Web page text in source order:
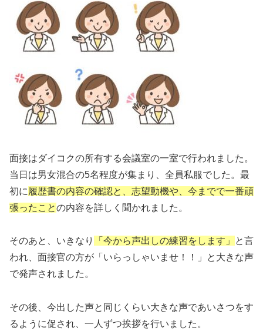
面接はダイコクの所有する会議室の一室で行われました。
当日は男女混合の5名程度が集まり、全員私服でした。最
初に 履歴書の内容の確認と、志望動機や、今までで一番頑
張ったことの内容を詳しく聞かれました。
そのあと、いきなり 「今から声出しの練習をします」
と言
われ、面接官の方が「いらっしゃいませ！！」と大きな声
で発声されました。
その後、今出した声と同じくらい大きな声であいさつをす
るように促され、一人ずつ挨拶を行いました。